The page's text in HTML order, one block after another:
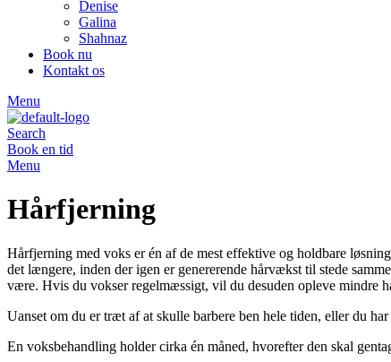
Denise
Galina
Shahnaz
Book nu
Kontakt os
Menu
Search
Book en tid
Menu
Hårfjerning
Hårfjerning med voks er én af de mest effektive og holdbare
det længere, inden der igen er genererende hårvækst til stede
være. Hvis du vokser regelmæssigt, vil du desuden opleve mindre
Uanset om du er træt af at skulle barbere ben hele tiden, eller du
En voksbehandling holder cirka én måned, hvorefter den skal